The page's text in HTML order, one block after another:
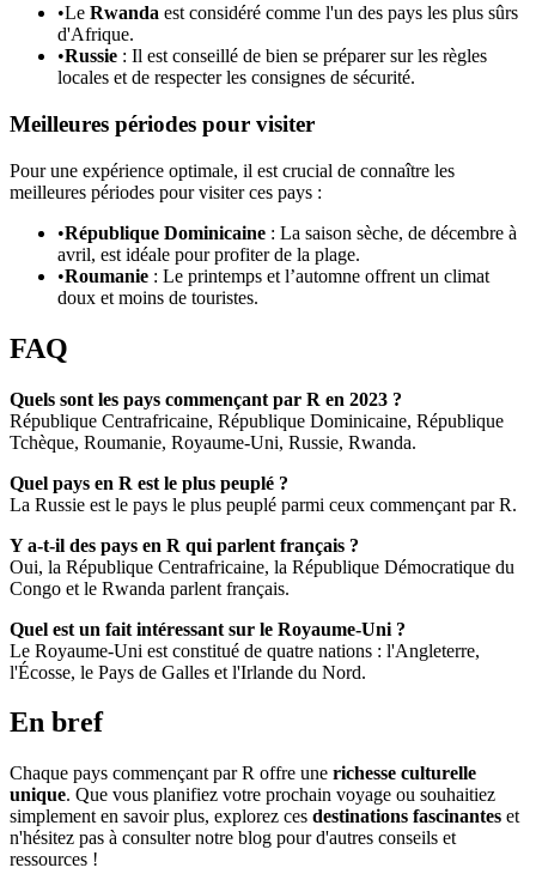
•Le Rwanda est considéré comme l'un des pays les plus sûrs
d'Afrique.
•Russie : Il est conseillé de bien se préparer sur les règles
locales et de respecter les consignes de sécurité.
Meilleures périodes pour visiter
Pour une expérience optimale, il est crucial de connaître les
meilleures périodes pour visiter ces pays :
•République Dominicaine : La saison sèche, de décembre à
avril, est idéale pour profiter de la plage.
•Roumanie : Le printemps et l’automne offrent un climat
doux et moins de touristes.
FAQ
Quels sont les pays commençant par R en 2023 ?
République Centrafricaine, République Dominicaine, République
Tchèque, Roumanie, Royaume-Uni, Russie, Rwanda.
Quel pays en R est le plus peuplé ?
La Russie est le pays le plus peuplé parmi ceux commençant par R.
Y a-t-il des pays en R qui parlent français ?
Oui, la République Centrafricaine, la République Démocratique du
Congo et le Rwanda parlent français.
Quel est un fait intéressant sur le Royaume-Uni ?
Le Royaume-Uni est constitué de quatre nations : l'Angleterre,
l'Écosse, le Pays de Galles et l'Irlande du Nord.
En bref
Chaque pays commençant par R offre une richesse culturelle
unique. Que vous planifiez votre prochain voyage ou souhaitiez
simplement en savoir plus, explorez ces destinations fascinantes et
n'hésitez pas à consulter notre blog pour d'autres conseils et
ressources !